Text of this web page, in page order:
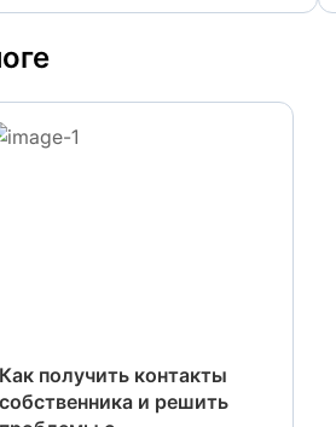
Как получить контакты
собственника и решить